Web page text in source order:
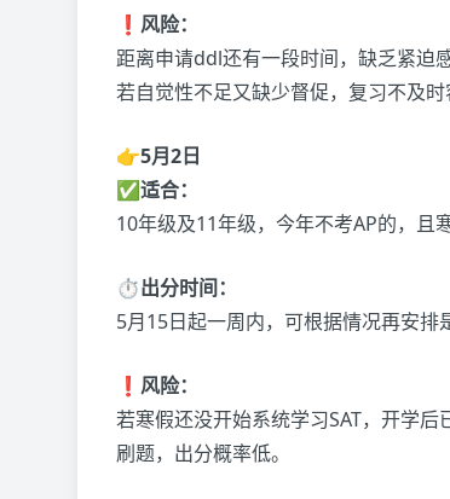
❗风险：
距离申请ddl还有一段时间，缺乏紧迫
若自觉性不足又缺少督促，复习不及时
👉5月2日
✅适合：
10年级及11年级，今年不考AP的，且
⏱️出分时间：
5月15日起一周内，可根据情况再安排
❗风险：
若寒假还没开始系统学习SAT，开学
刷题，出分概率低。